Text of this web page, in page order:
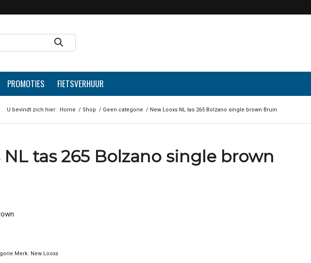
PROMOTIES FIETSVERHUUR
U bevindt zich hier: Home / Shop / Geen categorie / New Looxs NL tas 265 Bolzano single brown Bruin
NL tas 265 Bolzano single brown
Merk: New Looxs